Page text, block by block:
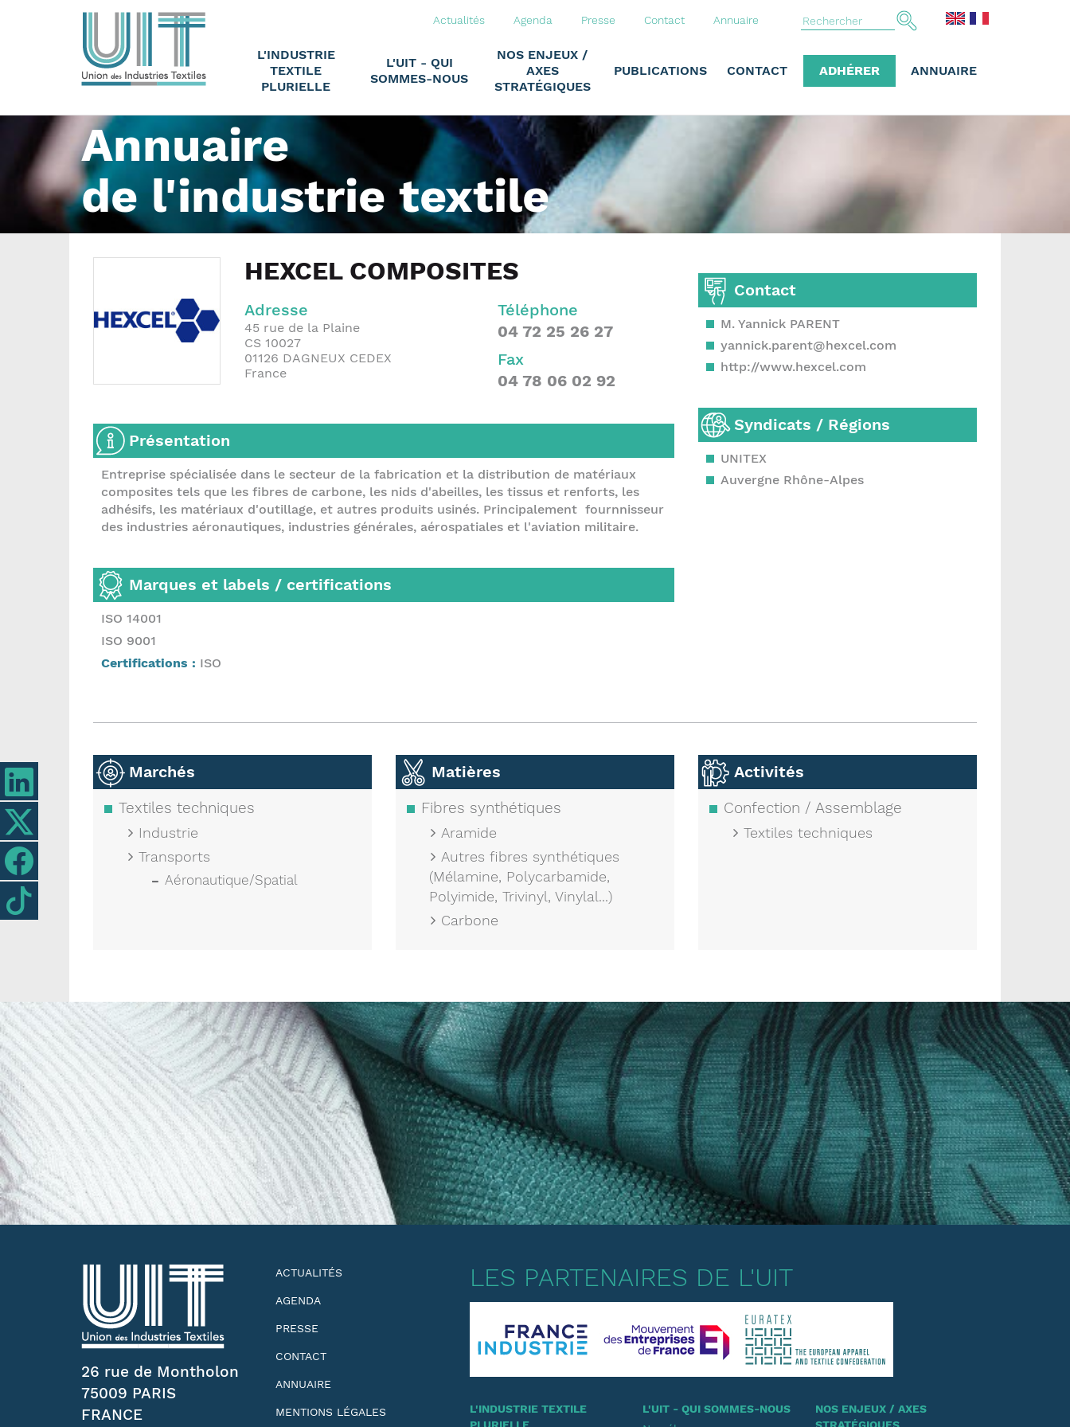
Actualités Agenda Presse Contact Annuaire
L'INDUSTRIE
TEXTILE
PLURIELLE
L'UIT - QUI
SOMMES-NOUS
NOS ENJEUX /
AXES
STRATÉGIQUES
PUBLICATIONS CONTACT ADHÉRER ANNUAIRE
Annuaire
de l'industrie textile
HEXCEL COMPOSITES
Adresse
45 rue de la Plaine
CS 10027
01126 DAGNEUX CEDEX
France
Téléphone
04 72 25 26 27
Fax
04 78 06 02 92
Présentation
Entreprise spécialisée dans le secteur de la fabrication et la distribution de matériaux
composites tels que les fibres de carbone, les nids d'abeilles, les tissus et renforts, les
adhésifs, les matériaux d'outillage, et autres produits usinés. Principalement fournnisseur
des industries aéronautiques, industries générales, aérospatiales et l'aviation militaire.
Marques et labels / certifications
ISO 14001
ISO 9001
Certifications : ISO
Contact
M. Yannick PARENT
yannick.parent@hexcel.com
http://www.hexcel.com
Syndicats / Régions
UNITEX
Auvergne Rhône-Alpes
Marchés
Textiles techniques
Industrie
Transports
Aéronautique/Spatial
Matières
Fibres synthétiques
Aramide
Autres fibres synthétiques
(Mélamine, Polycarbamide,
Polyimide, Trivinyl, Vinylal...)
Carbone
Activités
Confection / Assemblage
Textiles techniques
26 rue de Montholon
75009 PARIS
FRANCE
ACTUALITÉS
AGENDA
PRESSE
CONTACT
ANNUAIRE
MENTIONS LÉGALES
LES PARTENAIRES DE L'UIT
L'INDUSTRIE TEXTILE
L'UIT - QUI SOMMES-NOUS
NOS ENJEUX / AXES